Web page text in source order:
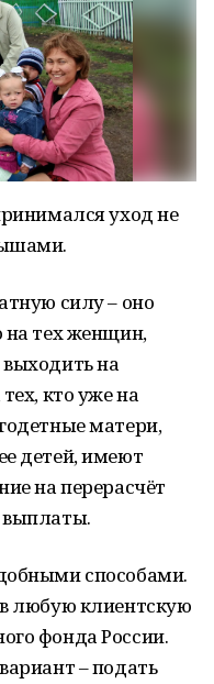
уход не
силу – оно
на тех женщин,
на
кто уже на
матери,
детей, имеют
на перерасчёт
выплаты.
способами.
любую клиентскую
фонда России.
– подать